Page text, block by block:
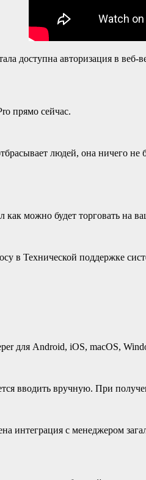
доступна авторизация в веб-
прямо сейчас.
людей, она ничего
можно будет торговать на
в Технической поддержке
для Android, iOS, macOS,
вводить вручную. При
​​интеграция с менеджером